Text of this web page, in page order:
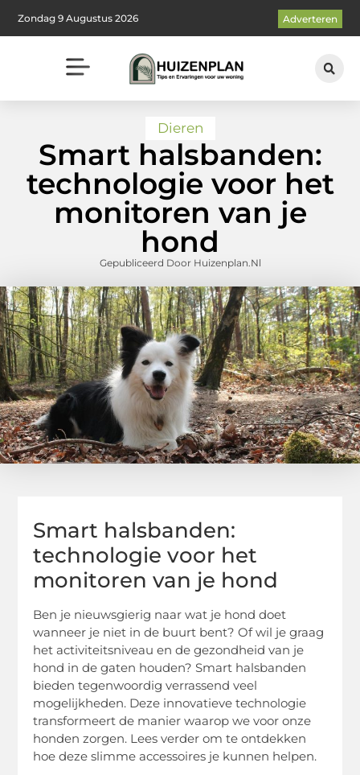
Zondag 9 Augustus 2026 Adverteren
Dieren
Smart halsbanden:
technologie voor het
monitoren van je
hond
Gepubliceerd Door Huizenplan.nl
Smart halsbanden:
technologie voor het
monitoren van je hond
Ben je nieuwsgierig naar wat je hond doet
wanneer je niet in de buurt bent? Of wil je graag
het activiteitsniveau en de gezondheid van je
hond in de gaten houden? Smart halsbanden
bieden tegenwoordig verrassend veel
mogelijkheden. Deze innovatieve technologie
transformeert de manier waarop we voor onze
honden zorgen. Lees verder om te ontdekken
hoe deze slimme accessoires je kunnen helpen.